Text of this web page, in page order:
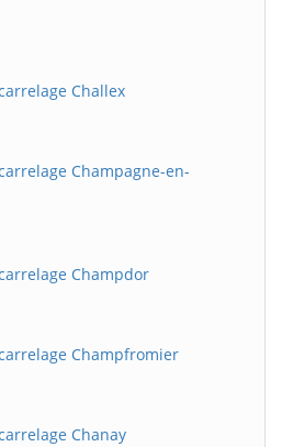
Challex
Champagne-en-
Champdor
Champfromier
Chanay